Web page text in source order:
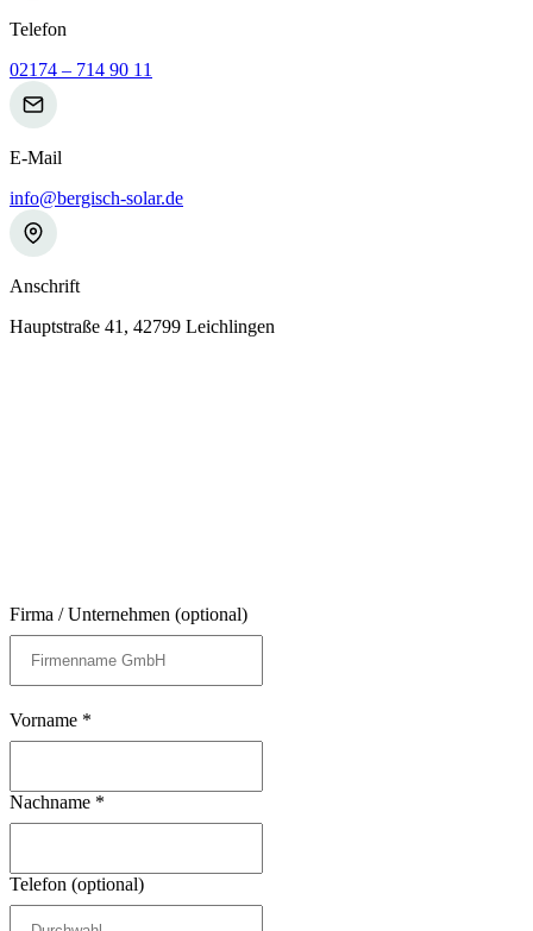
Telefon
02174 – 714 90 11
E-Mail
info@bergisch-solar.de
Anschrift
Hauptstraße 41, 42799 Leichlingen
Firma / Unternehmen (optional)
Vorname *
Nachname *
Telefon (optional)